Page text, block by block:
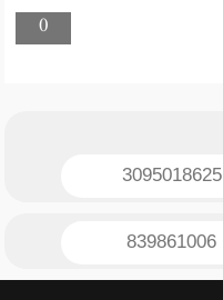
0
3095018625
839861006